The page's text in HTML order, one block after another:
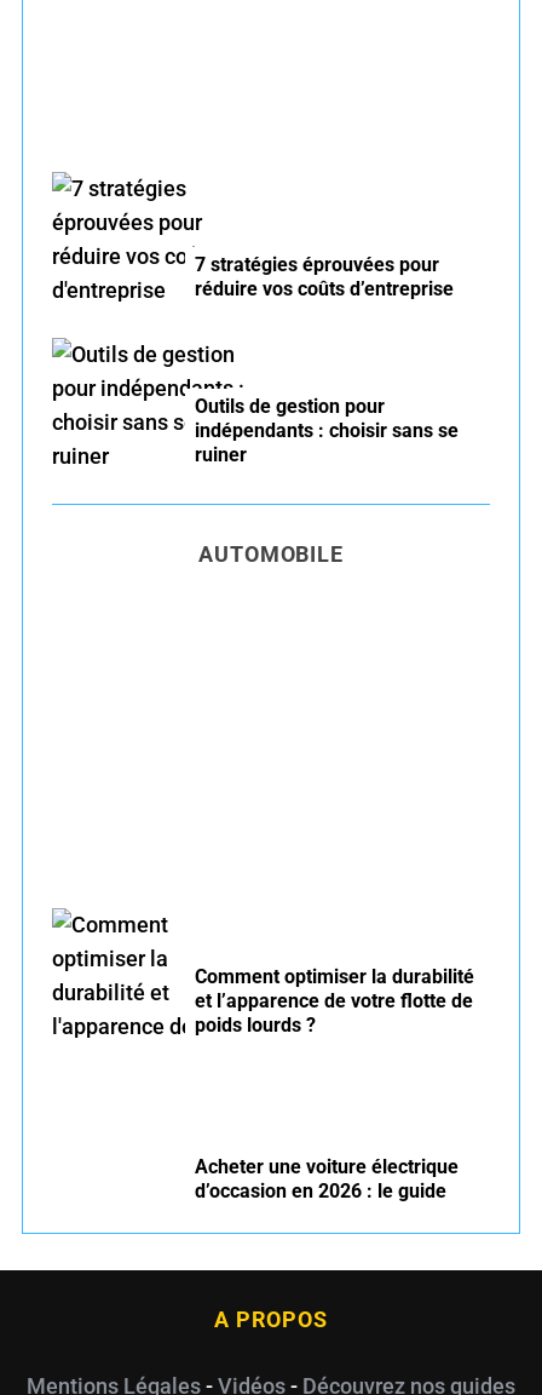
7 stratégies éprouvées pour
réduire vos coûts d’entreprise
Outils de gestion pour
indépendants : choisir sans se
ruiner
AUTOMOBILE
Comment optimiser la durabilité
et l’apparence de votre flotte de
poids lourds ?
Acheter une voiture électrique
d’occasion en 2026 : le guide
A PROPOS
Mentions Légales-Vidéos- Découvrez nos guides